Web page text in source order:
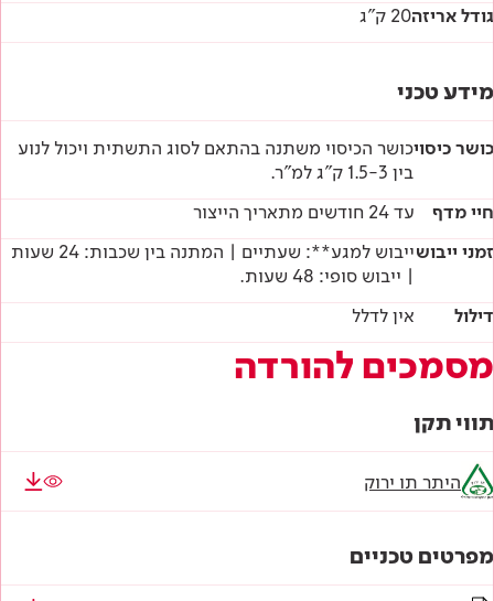
גודל אריזה20 ק"ג
מידע טכני
כושר כיסויכושר הכיסוי משתנה בהתאם לסוג התשתית ויכול לנוע
בין 1.5-3 ק"ג למ"ר.
חיי מדף
עד 24 חודשים מתאריך הייצור
זמני ייבוש
ייבוש למגע**: שעתיים | המתנה בין שכבות: 24 שעות
| ייבוש סופי: 48 שעות.
דילול
אין לדלל
מסמכים להורדה
תווי תקן
היתר תו ירוק
מפרטים טכניים